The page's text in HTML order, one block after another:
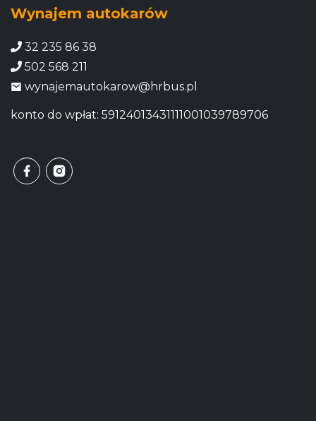
Wynajem autokarów
32 235 86 38
502 568 211
wynajemautokarow@hrbus.pl
konto do wpłat: 59124013431111001039789706